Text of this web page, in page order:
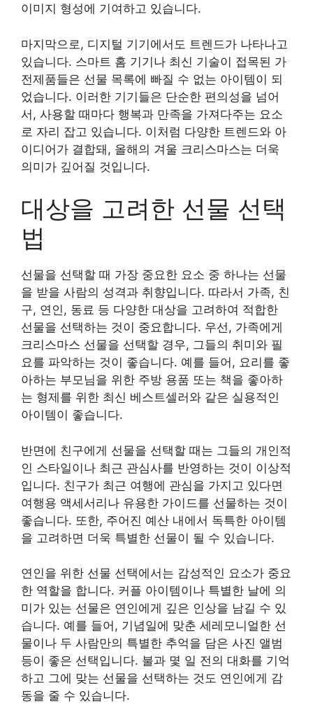
이미지 형성에 기여하고 있습니다.
마지막으로, 디지털 기기에서도 트렌드가 나타나고
있습니다. 스마트 홈 기기나 최신 기술이 접목된 가
전제품들은 선물 목록에 빠질 수 없는 아이템이 되
었습니다. 이러한 기기들은 단순한 편의성을 넘어
서, 사용할 때마다 행복과 만족을 가져다주는 요소
로 자리 잡고 있습니다. 이처럼 다양한 트렌드와 아
이디어가 결합돼, 올해의 겨울 크리스마스는 더욱
의미가 깊어질 것입니다.
대상을 고려한 선물 선택
법
선물을 선택할 때 가장 중요한 요소 중 하나는 선물
을 받을 사람의 성격과 취향입니다. 따라서 가족, 친
구, 연인, 동료 등 다양한 대상을 고려하여 적합한
선물을 선택하는 것이 중요합니다. 우선, 가족에게
크리스마스 선물을 선택할 경우, 그들의 취미와 필
요를 파악하는 것이 좋습니다. 예를 들어, 요리를 좋
아하는 부모님을 위한 주방 용품 또는 책을 좋아하
는 형제를 위한 최신 베스트셀러와 같은 실용적인
아이템이 좋습니다.
반면에 친구에게 선물을 선택할 때는 그들의 개인적
인 스타일이나 최근 관심사를 반영하는 것이 이상적
입니다. 친구가 최근 여행에 관심을 가지고 있다면
여행용 액세서리나 유용한 가이드를 선물하는 것이
좋습니다. 또한, 주어진 예산 내에서 독특한 아이템
을 고려하면 더욱 특별한 선물이 될 수 있습니다.
연인을 위한 선물 선택에서는 감성적인 요소가 중요
한 역할을 합니다. 커플 아이템이나 특별한 날에 의
미가 있는 선물은 연인에게 깊은 인상을 남길 수 있
습니다. 예를 들어, 기념일에 맞춘 세레모니얼한 선
물이나 두 사람만의 특별한 추억을 담은 사진 앨범
등이 좋은 선택입니다. 불과 몇 일 전의 대화를 기억
하고 그에 맞는 선물을 선택하는 것도 연인에게 감
동을 줄 수 있습니다.